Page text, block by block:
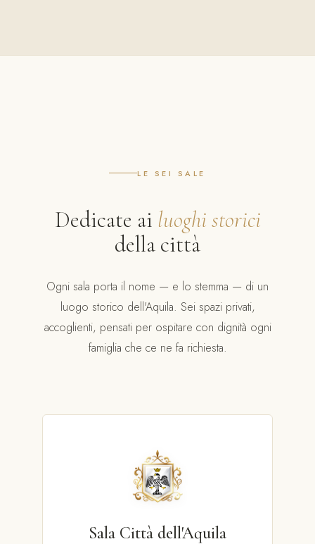
LE SEI SALE
Dedicate ai luoghi storici
della città
Ogni sala porta il nome — e lo stemma — di un
luogo storico dell'Aquila. Sei spazi privati,
accoglienti, pensati per ospitare con dignità ogni
famiglia che ce ne fa richiesta.
Sala Città dell'Aquila